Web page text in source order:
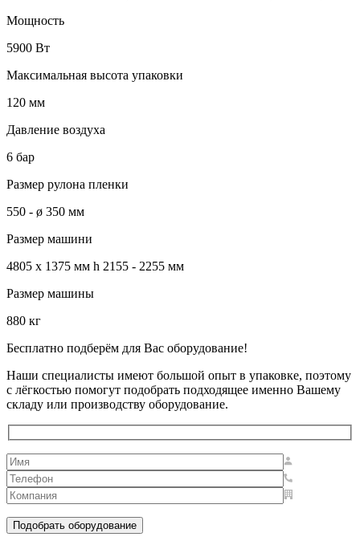
Мощность
5900 Вт
Максимальная высота упаковки
120 мм
Давление воздуха
6 бар
Размер рулона пленки
550 - ø 350 мм
Размер машини
4805 x 1375 мм h 2155 - 2255 мм
Размер машины
880 кг
Бесплатно подберём для Вас оборудование!
Наши специалисты имеют большой опыт в упаковке, поэтому
с лёгкостью помогут подобрать подходящее именно Вашему
складу или производству оборудование.